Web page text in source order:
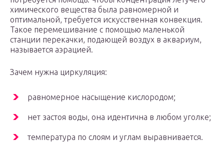
химического вещества была равномерной и
оптимальной, требуется искусственная конвекция.
Такое перемешивание с помощью маленькой
станции перекачки, подающей воздух в аквариум,
называется аэрацией.
Зачем нужна циркуляция:
равномерное насыщение кислородом;
нет застоя воды, она идентична в любом уголке;
температура по слоям и углам выравнивается.